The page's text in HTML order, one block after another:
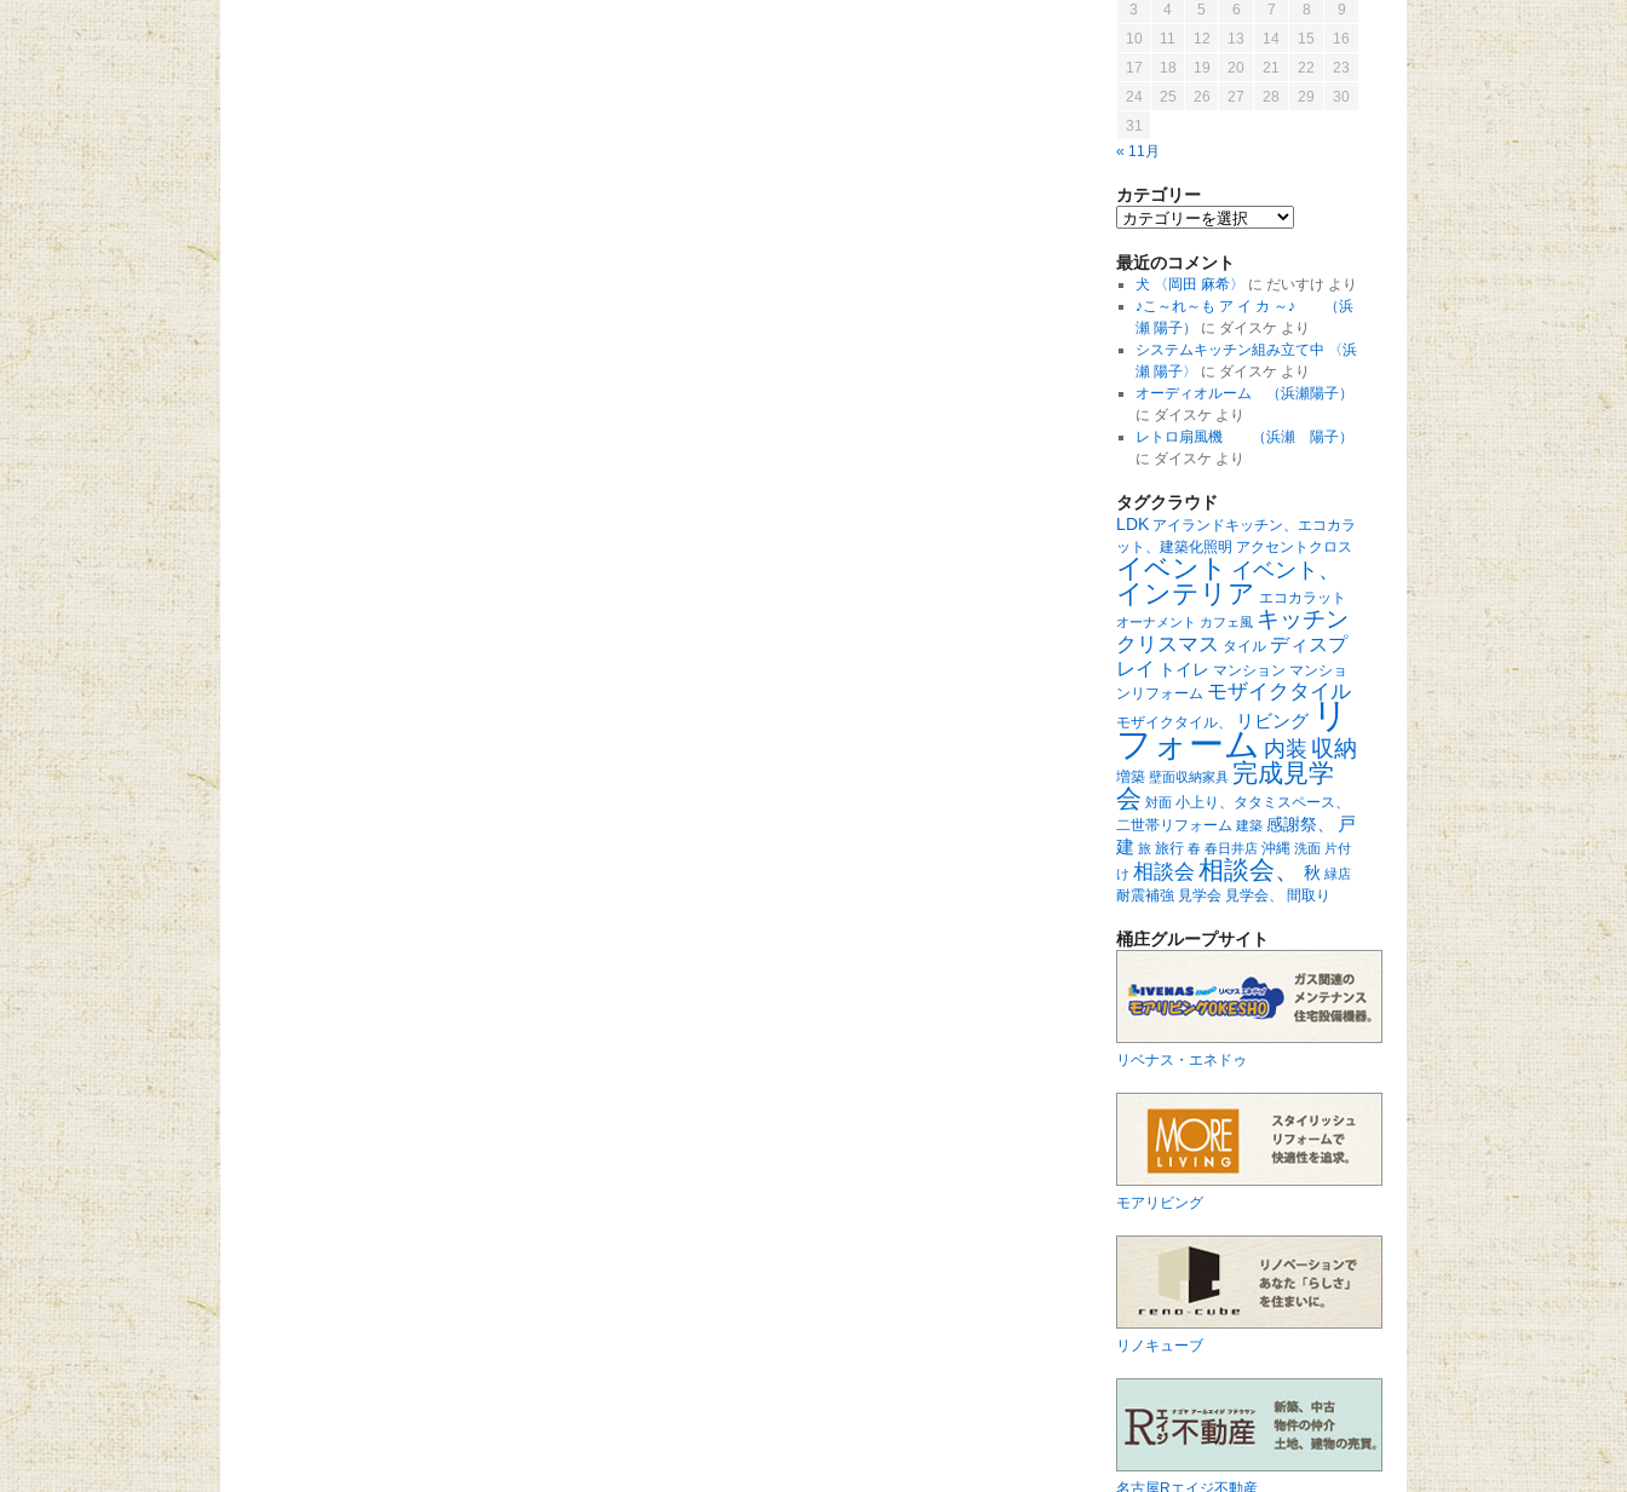
« 11月
3
4 5 6 7 8
9
10
11 12 13 14 15
16
17
18 19 20 21 22
23
24
25 26 27 28 29
30
31
カテゴリー
最近のコメント
犬 〈岡田 麻希〉 に だいすけ より
♪こ～れ～も ア イ カ ～♪ （浜
瀬 陽子）
に ダイスケ より
システムキッチン組み立て中 〈浜
瀬 陽子〉
に ダイスケ より
オーディオルーム （浜瀬陽子）
に ダイスケ より
レトロ扇風機 （浜瀬 陽子）
に ダイスケ より
タグクラウド
LDK アイランドキッチン、エコカラ
ット、建築化照明 アクセントクロス
イベント イベント、
インテリア エコカラット
オーナメント カフェ風 キッチン
クリスマス タイル ディスプ
レイ
トイレ マンション マンショ
ンリフォーム モザイクタイル
モザイクタイル、 リビング リ
フォーム 内装 収納
増築 壁面収納家具 完成見学
会 対面 小上り、タタミスペース、
二世帯リフォーム 建築 感謝祭、
戸
建 旅 旅行 春 春日井店 沖縄 洗面 片付
け 相談会 相談会、 秋 緑店
耐震補強 見学会 見学会、 間取り
桶庄グループサイト
リベナス・エネドゥ
モアリビング
リノキューブ
名古屋Rエイジ不動産